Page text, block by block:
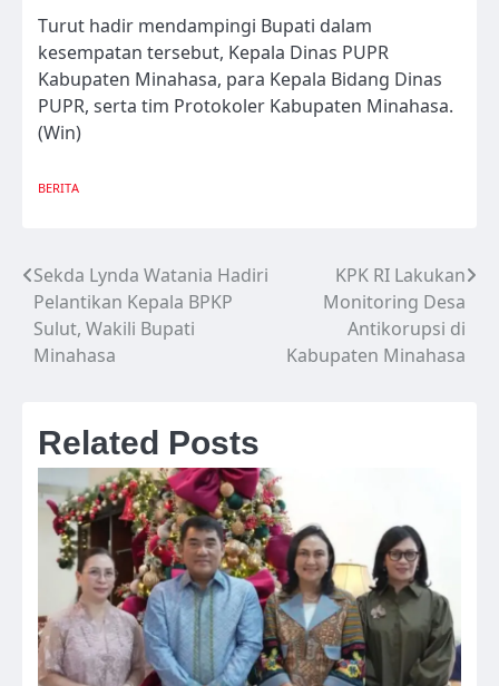
Turut hadir mendampingi Bupati dalam
kesempatan tersebut, Kepala Dinas PUPR
Kabupaten Minahasa, para Kepala Bidang Dinas
PUPR, serta tim Protokoler Kabupaten Minahasa.
(Win)
BERITA
Navigasi
pos
Sekda Lynda Watania Hadiri
Pelantikan Kepala BPKP
Sulut, Wakili Bupati
Minahasa
KPK RI Lakukan
Monitoring Desa
Antikorupsi di
Kabupaten Minahasa
Related Posts